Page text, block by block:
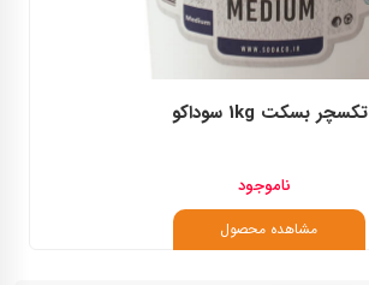
تکسچر بسکت 1kg سوداکو
ناموجود
مشاهده محصول